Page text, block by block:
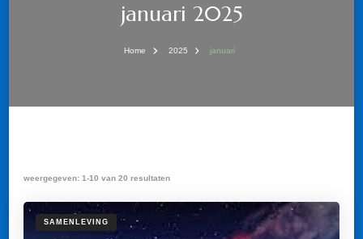
januari 2025
Home 2025 januari
weergegeven: 1-10 van 20 resultaten
SAMENLEVING